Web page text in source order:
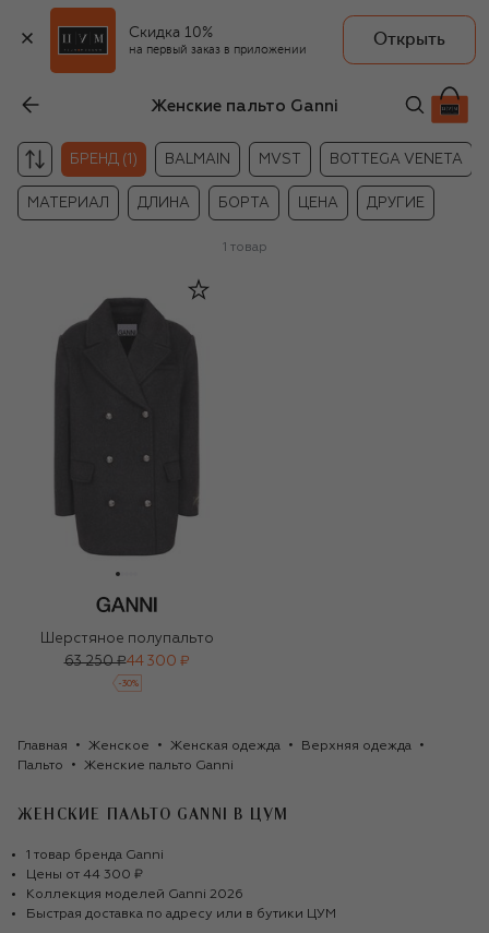
Скидка 10%
на первый заказ в приложении
Открыть
Женские пальто Ganni
БРЕНД (1) BALMAIN MVST BOTTEGA VENETA
МАТЕРИАЛ ДЛИНА БОРТА ЦЕНА ДРУГИЕ
1 товар
Шерстяное полупальто
63 250 ₽44 300 ₽
-30%
Главная Женское Женская одежда
Верхняя одежда
Пальто
Женские пальто Ganni
ЖЕНСКИЕ ПАЛЬТО GANNI В ЦУМ
1 товар бренда Ganni
Цены от 44 300 ₽
Коллекция моделей Ganni 2026
Быстрая доставка по адресу или в бутики ЦУМ